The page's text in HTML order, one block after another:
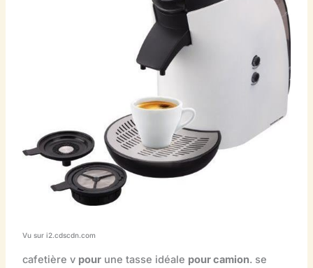
Vu sur i2.cdscdn.com
cafetière v pourune tasse idéale pour camion. se